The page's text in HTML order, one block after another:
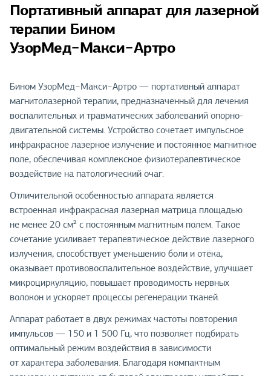
Портативный аппарат для лазерной
терапии Бином
УзорМед−Макси−Артро
Бином УзорМед−Макси−Артро — портативный аппарат
магнитолазерной терапии, предназначенный для лечения
воспалительных и травматических заболеваний опорно-
двигательной системы. Устройство сочетает импульсное
инфракрасное лазерное излучение и постоянное магнитное
поле, обеспечивая комплексное физиотерапевтическое
воздействие на патологический очаг.
Отличительной особенностью аппарата является
встроенная инфракрасная лазерная матрица площадью
не менее 20 см² с постоянным магнитным полем. Такое
сочетание усиливает терапевтическое действие лазерного
излучения, способствует уменьшению боли и отёка,
оказывает противовоспалительное воздействие, улучшает
микроциркуляцию, повышает проводимость нервных
волокон и ускоряет процессы регенерации тканей.
Аппарат работает в двух режимах частоты повторения
импульсов — 150 и 1 500 Гц, что позволяет подбирать
оптимальный режим воздействия в зависимости
от характера заболевания. Благодаря компактным